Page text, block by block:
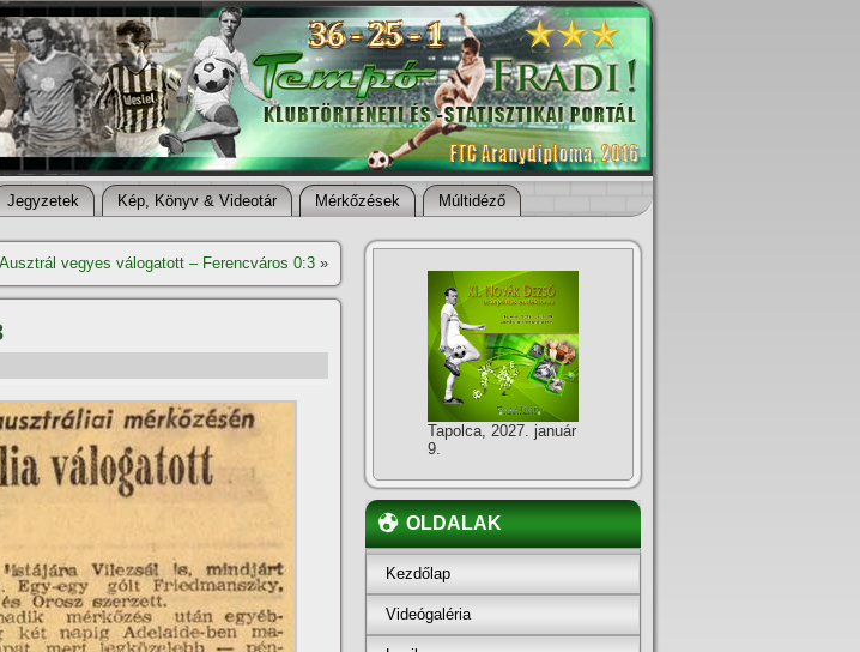
Jegyzetek Kép, Könyv & Videotár Mérkőzések Múltidéző
vegyes válogatott – Ferencváros 0:3 »
Tapolca, 2027. január
9.
OLDALAK
Kezdőlap
Videógaléria